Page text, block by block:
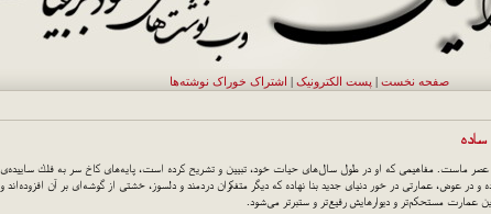
صفحه نخست | پست الکترونيک | اشتراک خوراک نوشته‌ها
عصر ماست. مفاهیمی كه او در طول سال‌های حیات خود، تبیین و تشریح كرده است،‌ پایه‌های كاخ سر به فلك ساییده‌ی
در عوض، عمارتی در خور دنیای جدید بنا نهاده كه دیگر متفكران دردمند و دلسوز، خشتی از گوشه‌ای بر آن افزوده‌اند و
عمارت مستحكم‌تر و دیوارهایش رفیع‌تر و ستبرتر می‌شود.